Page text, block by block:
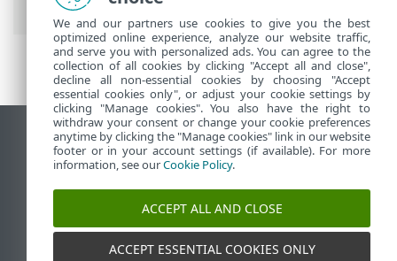
데스크톱 사이트 보기
End of Life
ESET 지식 베이스
ESET Status Portal
We and our partners use cookies to give you the best
optimized online experience, analyze our website traffic,
and serve you with personalized ads. You can agree to the
collection of all cookies by clicking "Accept all and close",
decline all non-essential cookies by choosing "Accept
essential cookies only", or adjust your cookie settings by
clicking "Manage cookies". You also have the right to
withdraw your consent or change your cookie preferences
anytime by clicking the "Manage cookies" link in our website
footer or in your account settings (if available). For more
information, see ourCookie Policy.
ACCEPT ALL AND CLOSE
ACCEPT ESSENTIAL COOKIES ONLY